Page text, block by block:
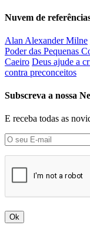
Nuvem de
Alan Alexander Milne
Poder das Pequenas
Caeiro Deus ajude a
contra preconceitos
Subscreva a nossa
E receba todas as
Ok